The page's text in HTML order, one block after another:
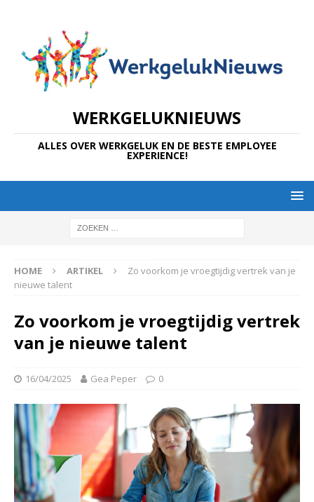
WERKGELUKNIEUWS
ALLES OVER WERKGELUK EN DE BESTE EMPLOYEE
EXPERIENCE!
HOME ARTIKEL
Zo voorkom je vroegtijdig vertrek van je
nieuwe talent
Zo voorkom je vroegtijdig vertrek
van je nieuwe talent
16/04/2025 Gea Peper 0